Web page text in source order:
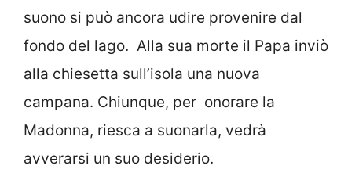
suono si può ancora udire provenire dal
fondo del lago. Alla sua morte il Papa inviò
alla chiesetta sull’isola una nuova
campana. Chiunque, per onorare la
Madonna, riesca a suonarla, vedrà
avverarsi un suo desiderio.